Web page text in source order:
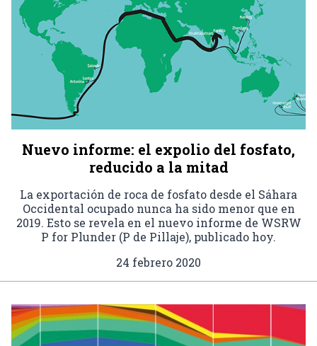
Nuevo informe: el expolio del fosfato,
reducido a la mitad
La exportación de roca de fosfato desde el Sáhara
Occidental ocupado nunca ha sido menor que en
2019. Esto se revela en el nuevo informe de WSRW
P for Plunder (P de Pillaje), publicado hoy.
24 febrero 2020